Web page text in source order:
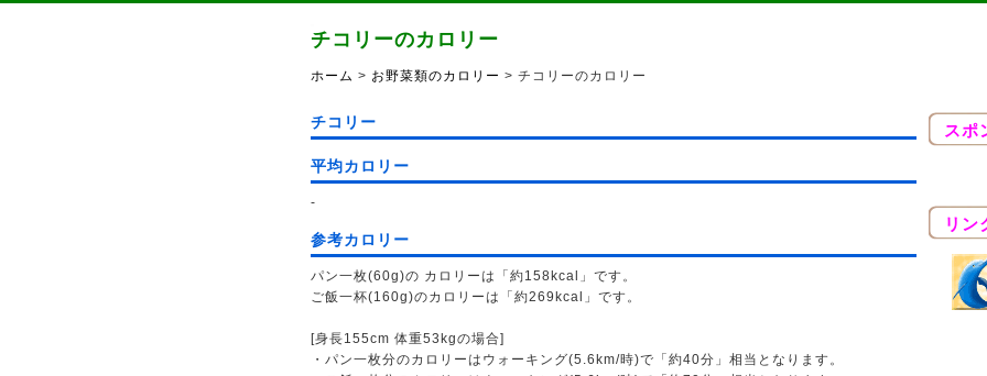
チコリーのカロリー
ホーム > お野菜類のカロリー > チコリーのカロリー
チコリー
平均カロリー
-
参考カロリー
パン一枚(60g)の カロリーは「約158kcal」です。
ご飯一杯(160g)のカロリーは「約269kcal」です。
[身長155cm 体重53kgの場合]
・パン一枚分のカロリーはウォーキング(5.6km/時)で「約40分」相当となります。
スポ
リン